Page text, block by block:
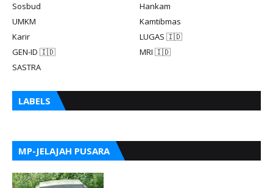
Sosbud
Hankam
UMKM
Kamtibmas
Karir
LUGAS 🇮🇩
GEN-ID 🇮🇩
MRI 🇮🇩
SASTRA
LABELS
MP-JELAJAH PUSARA